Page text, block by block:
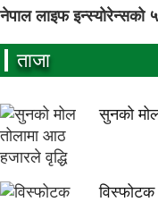
नेपाल लाइफ इन्स्योरेन्सको
ताजा
सुनको
विस्फोटक